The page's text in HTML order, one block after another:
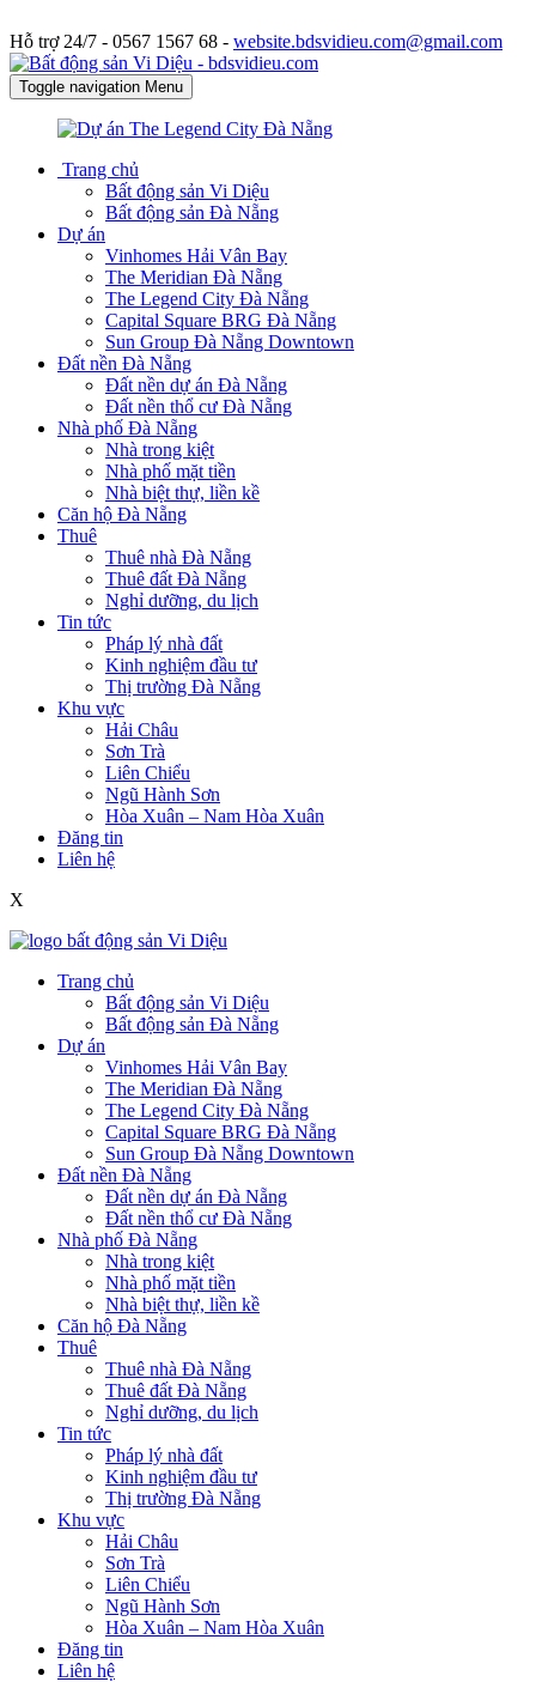
Hỗ trợ 24/7 - 0567 1567 68 - website.bdsvidieu.com@gmail.com
Toggle navigation Menu
Trang chủ
Bất động sản Vi Diệu
Bất động sản Đà Nẵng
Dự án
Vinhomes Hải Vân Bay
The Meridian Đà Nẵng
The Legend City Đà Nẵng
Capital Square BRG Đà Nẵng
Sun Group Đà Nẵng Downtown
Đất nền Đà Nẵng
Đất nền dự án Đà Nẵng
Đất nền thổ cư Đà Nẵng
Nhà phố Đà Nẵng
Nhà trong kiệt
Nhà phố mặt tiền
Nhà biệt thự, liền kề
Căn hộ Đà Nẵng
Thuê
Thuê nhà Đà Nẵng
Thuê đất Đà Nẵng
Nghỉ dưỡng, du lịch
Tin tức
Pháp lý nhà đất
Kinh nghiệm đầu tư
Thị trường Đà Nẵng
Khu vực
Hải Châu
Sơn Trà
Liên Chiểu
Ngũ Hành Sơn
Hòa Xuân – Nam Hòa Xuân
Đăng tin
Liên hệ
X
Trang chủ
Bất động sản Vi Diệu
Bất động sản Đà Nẵng
Dự án
Vinhomes Hải Vân Bay
The Meridian Đà Nẵng
The Legend City Đà Nẵng
Capital Square BRG Đà Nẵng
Sun Group Đà Nẵng Downtown
Đất nền Đà Nẵng
Đất nền dự án Đà Nẵng
Đất nền thổ cư Đà Nẵng
Nhà phố Đà Nẵng
Nhà trong kiệt
Nhà phố mặt tiền
Nhà biệt thự, liền kề
Căn hộ Đà Nẵng
Thuê
Thuê nhà Đà Nẵng
Thuê đất Đà Nẵng
Nghỉ dưỡng, du lịch
Tin tức
Pháp lý nhà đất
Kinh nghiệm đầu tư
Thị trường Đà Nẵng
Khu vực
Hải Châu
Sơn Trà
Liên Chiểu
Ngũ Hành Sơn
Hòa Xuân – Nam Hòa Xuân
Đăng tin
Liên hệ